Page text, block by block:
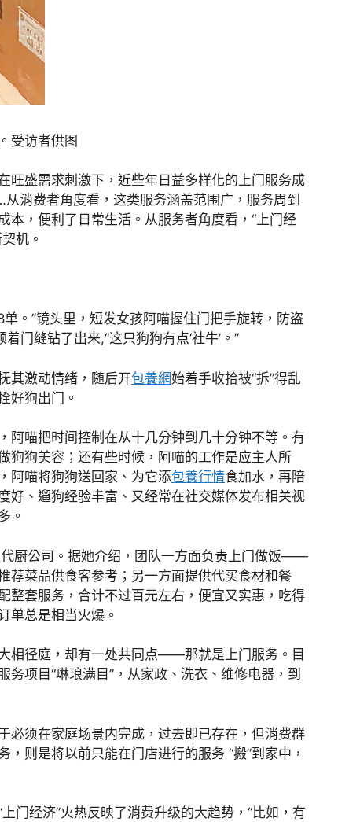
受访者供图
旺盛需求刺激下，近些年日益多样化的上门服务成
消费者角度看，这类服务涵盖范围广，服务周到
本，便利了日常生活。从服务者角度看，“上门经
机。
。”镜头里，短发女孩阿喵握住门把手旋转，防盗
门缝钻了出来,“这只狗狗有点‘社牛’。”
其激动情绪，随后开包養網始着手收拾被“拆”得乱
好狗出门。
阿喵把时间控制在从十几分钟到几十分钟不等。有
狗狗美容；还有些时候，阿喵的工作是应主人所
阿喵将狗狗送回家、为它添包養行情食加水，再陪
好、遛狗经验丰富、又经常在社交媒体发布相关视
。
厨公司。据她介绍，团队一方面负责上门做饭——
荐菜品供食客参考；另一方面提供代买食材和餐
整套服务，合计不过百元左右，便宜又实惠，吃得
单总是相当火爆。
相径庭，却有一处共同点——那就是上门服务。目
项目“琳琅满目”，从家政、洗衣、维修电器，到
必须在家庭场景内完成，过去即已存在，但消费群
则是将以前只能在门店进行的服务 “搬”到家中，
门经济”火热反映了消费升级的大趋势，“比如，有